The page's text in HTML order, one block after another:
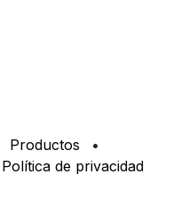
Productos
•
Política de privacidad